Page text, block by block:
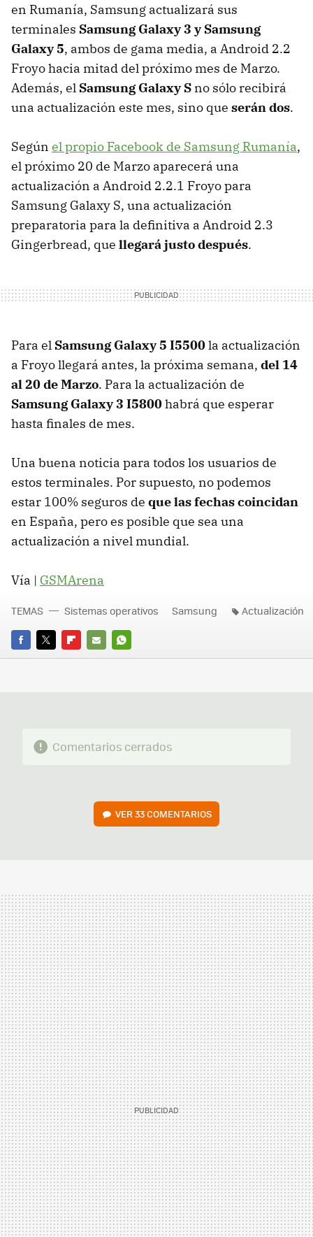
en Rumanía, Samsung actualizará sus
terminales Samsung Galaxy 3 y Samsung
Galaxy 5, ambos de gama media, a Android 2.2
Froyo hacia mitad del próximo mes de Marzo.
Además, el Samsung Galaxy S no sólo recibirá
una actualización este mes, sino que serán dos.
Según el propio Facebook de Samsung Rumanía,
el próximo 20 de Marzo aparecerá una
actualización a Android 2.2.1 Froyo para
Samsung Galaxy S, una actualización
preparatoria para la definitiva a Android 2.3
Gingerbread, que llegará justo después.
Para el Samsung Galaxy 5 I5500la actualización
a Froyo llegará antes, la próxima semana, del 14
al 20 de Marzo. Para la actualización de
Samsung Galaxy 3 I5800habrá que esperar
hasta finales de mes.
Una buena noticia para todos los usuarios de
estos terminales. Por supuesto, no podemos
estar 100% seguros de que las fechas coincidan
en España, pero es posible que sea una
actualización a nivel mundial.
Vía | GSMArena
FACEBOOK
TWITTERFLIPBOARD
E-
WHATSAPP
TEMAS Sistemas operativos Samsung Actualización
Comentarios cerrados
VER33 COMENTARIOS